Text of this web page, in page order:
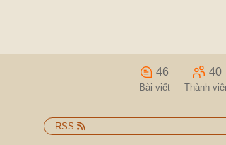
46
Bài viết
40
Thành
RSS